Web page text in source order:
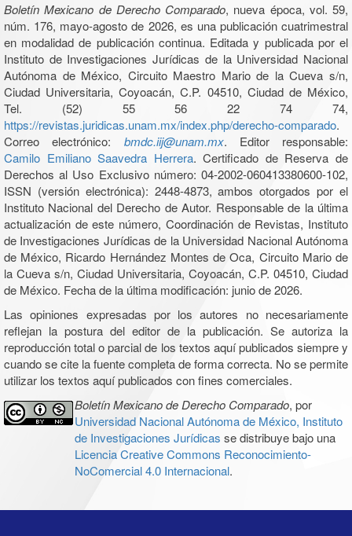
Boletín Mexicano de Derecho Comparado, nueva época, vol. 59,
núm. 176, mayo-agosto de 2026, es una publicación cuatrimestral
en modalidad de publicación continua. Editada y publicada por el
Instituto de Investigaciones Jurídicas de la Universidad Nacional
Autónoma de México, Circuito Maestro Mario de la Cueva s/n,
Ciudad Universitaria, Coyoacán, C.P. 04510, Ciudad de México,
Tel. (52) 55 56 22 74 74,
https://revistas.juridicas.unam.mx/index.php/derecho-comparado.
Correo electrónico: bmdc.iij@unam.mx. Editor responsable:
Camilo Emiliano Saavedra Herrera. Certificado de Reserva de
Derechos al Uso Exclusivo número: 04-2002-060413380600-102,
ISSN (versión electrónica): 2448-4873, ambos otorgados por el
Instituto Nacional del Derecho de Autor. Responsable de la última
actualización de este número, Coordinación de Revistas, Instituto
de Investigaciones Jurídicas de la Universidad Nacional Autónoma
de México, Ricardo Hernández Montes de Oca, Circuito Mario de
la Cueva s/n, Ciudad Universitaria, Coyoacán, C.P. 04510, Ciudad
de México. Fecha de la última modificación: junio de 2026.
Las opiniones expresadas por los autores no necesariamente
reflejan la postura del editor de la publicación. Se autoriza la
reproducción total o parcial de los textos aquí publicados siempre y
cuando se cite la fuente completa de forma correcta. No se permite
utilizar los textos aquí publicados con fines comerciales.
Boletín Mexicano de Derecho Comparado, por
Universidad Nacional Autónoma de México, Instituto
de Investigaciones Jurídicas se distribuye bajo una
Licencia Creative Commons Reconocimiento-
NoComercial 4.0 Internacional.